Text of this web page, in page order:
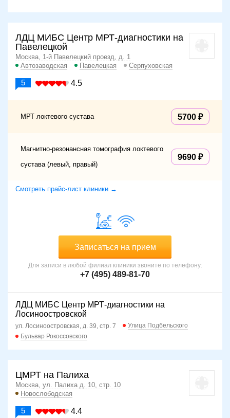
ЛДЦ МИБС Центр МРТ-диагностики на
Павелецкой
Москва, 1-й Павелецкий проезд, д. 1
Автозаводская
Павелецкая Серпуховская
5 4.5
МРТ локтевого сустава 5700
Магнитно-резонансная томография локтевого
сустава (левый, правый)
9690
Смотреть прайс-лист клиники →
Записаться на прием
Для записи в любой филиал клиники звоните по телефону:
+7 (495) 489-81-70
ЛДЦ МИБС Центр МРТ-диагностики на
Лосиноостровской
ул. Лосиноостровская, д. 39, стр. 7
Улица Подбельского
Бульвар Рокоссовского
ЦМРТ на Палиха
Москва, ул. Палиха д. 10, стр. 10
Новослободская
5 4.4